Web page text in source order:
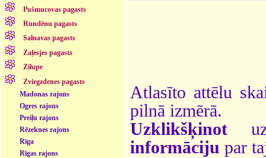
Pušmucovas pagasts
Rundēnu pagasts
Salnavas pagasts
Zaļesjes pagasts
Zilupe
Zvirgzdenes pagasts
Madonas rajons
Ogres rajons
Preiļu rajons
Rēzeknes rajons
Rīga
Rīgas rajons
Atlasīto attēlu
pilnā izmērā.
Uzklikšķinot
informāciju par